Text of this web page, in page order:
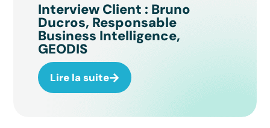
Interview Client : Bruno
Ducros, Responsable
Business Intelligence,
GEODIS
Lire la suite